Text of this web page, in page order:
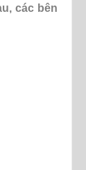
các bên